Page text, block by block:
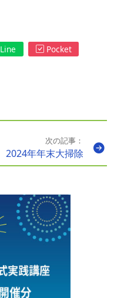
Line
Pocket
次の記事：
2024年年末大掃除